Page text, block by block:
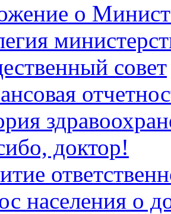
о
совет
доктор!
населения о